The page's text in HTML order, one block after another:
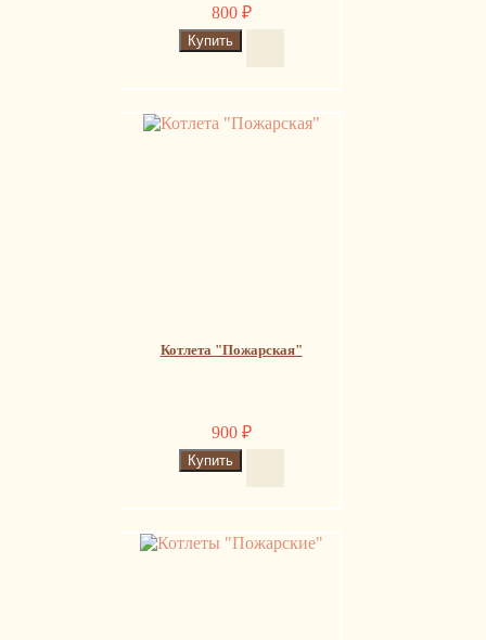
800 ₽
Котлета "Пожарская"
900 ₽